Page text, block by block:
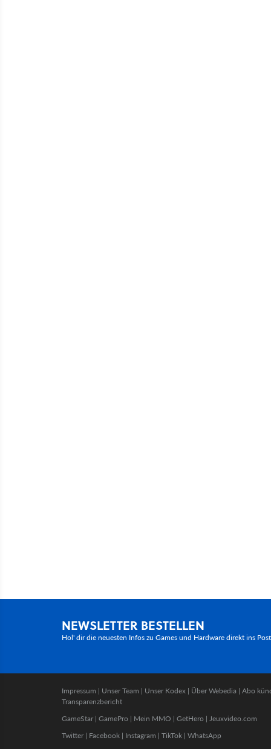
NEWSLETTER BESTELLEN
Hol' dir die neuesten Infos zu Games und Hardware direkt ins
Impressum | Unser Team | Unser Kodex | Über Webedia | Abo
Transparenzbericht
GameStar | GamePro | Mein MMO | GetHero | Jeuxvideo.com
Twitter | Facebook | Instagram | TikTok | WhatsApp